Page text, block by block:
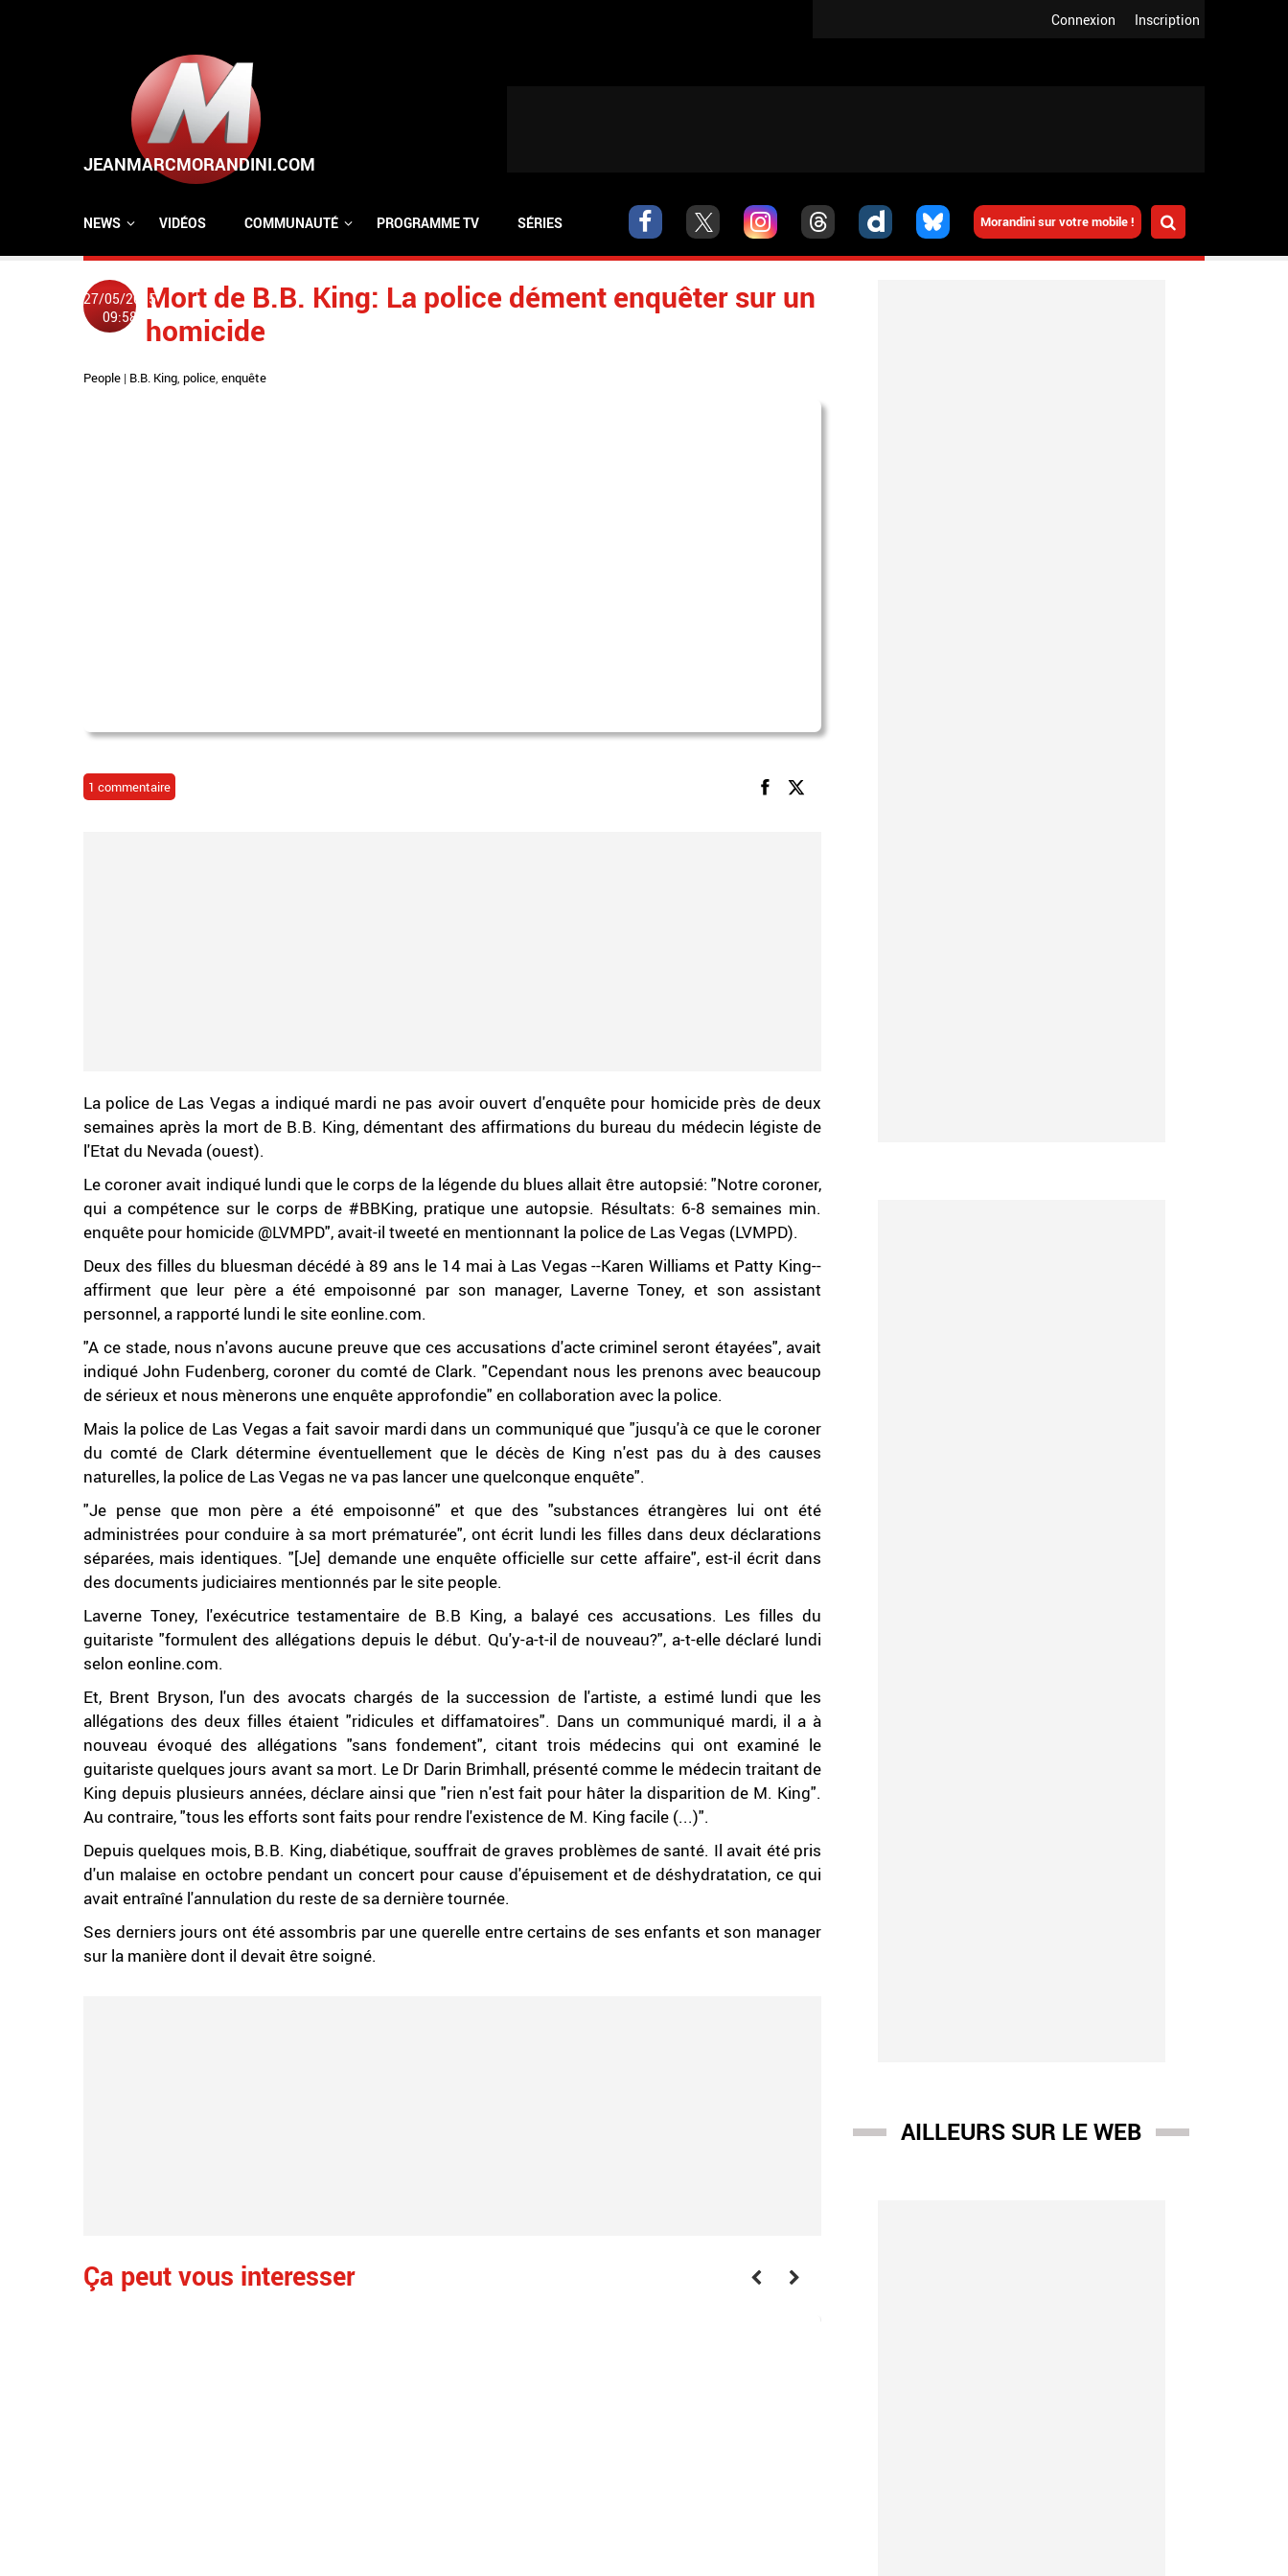
Inscription
Connexion
Morandini sur votre mobile !
NEWS VIDÉOS COMMUNAUTÉ PROGRAMME TV SÉRIES
27/05/2015
09:58
Mort de B.B. King: La police dément enquêter sur un
homicide
People | B.B. King, police, enquête
1 commentaire
La police de Las Vegas a indiqué mardi ne pas avoir ouvert d'enquête pour homicide près de deux
semaines après la mort de B.B. King, démentant des affirmations du bureau du médecin légiste de
l'Etat du Nevada (ouest).
Le coroner avait indiqué lundi que le corps de la légende du blues allait être autopsié: "Notre coroner,
qui a compétence sur le corps de #BBKing, pratique une autopsie. Résultats: 6-8 semaines min.
enquête pour homicide @LVMPD", avait-il tweeté en mentionnant la police de Las Vegas (LVMPD).
Deux des filles du bluesman décédé à 89 ans le 14 mai à Las Vegas --Karen Williams et Patty King--
affirment que leur père a été empoisonné par son manager, Laverne Toney, et son assistant
personnel, a rapporté lundi le site eonline.com.
"A ce stade, nous n'avons aucune preuve que ces accusations d'acte criminel seront étayées", avait
indiqué John Fudenberg, coroner du comté de Clark. "Cependant nous les prenons avec beaucoup
de sérieux et nous mènerons une enquête approfondie" en collaboration avec la police.
Mais la police de Las Vegas a fait savoir mardi dans un communiqué que "jusqu'à ce que le coroner
du comté de Clark détermine éventuellement que le décès de King n'est pas du à des causes
naturelles, la police de Las Vegas ne va pas lancer une quelconque enquête".
"Je pense que mon père a été empoisonné" et que des "substances étrangères lui ont été
administrées pour conduire à sa mort prématurée", ont écrit lundi les filles dans deux déclarations
séparées, mais identiques. "[Je] demande une enquête officielle sur cette affaire", est-il écrit dans
des documents judiciaires mentionnés par le site people.
Laverne Toney, l'exécutrice testamentaire de B.B King, a balayé ces accusations. Les filles du
guitariste "formulent des allégations depuis le début. Qu'y-a-t-il de nouveau?", a-t-elle déclaré lundi
selon eonline.com.
Et, Brent Bryson, l'un des avocats chargés de la succession de l'artiste, a estimé lundi que les
allégations des deux filles étaient "ridicules et diffamatoires". Dans un communiqué mardi, il a à
nouveau évoqué des allégations "sans fondement", citant trois médecins qui ont examiné le
guitariste quelques jours avant sa mort. Le Dr Darin Brimhall, présenté comme le médecin traitant de
King depuis plusieurs années, déclare ainsi que "rien n'est fait pour hâter la disparition de M. King".
Au contraire, "tous les efforts sont faits pour rendre l'existence de M. King facile (...)".
Depuis quelques mois, B.B. King, diabétique, souffrait de graves problèmes de santé. Il avait été pris
d'un malaise en octobre pendant un concert pour cause d'épuisement et de déshydratation, ce qui
avait entraîné l'annulation du reste de sa dernière tournée.
Ses derniers jours ont été assombris par une querelle entre certains de ses enfants et son manager
sur la manière dont il devait être soigné.
Ça peut vous interesser
AILLEURS SUR LE WEB